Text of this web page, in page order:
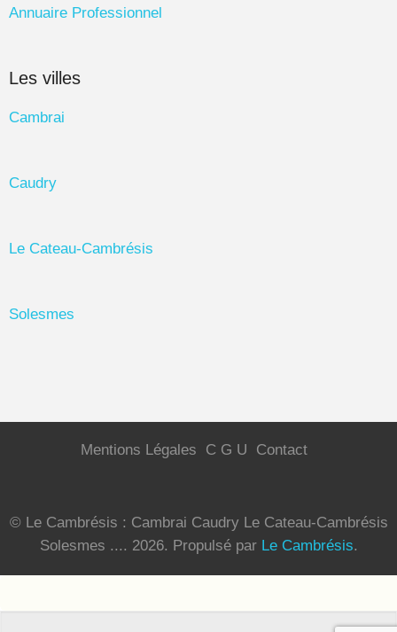
Annuaire Professionnel
Les villes
Cambrai
Caudry
Le Cateau-Cambrésis
Solesmes
Mentions Légales C G U Contact
© Le Cambrésis : Cambrai Caudry Le Cateau-Cambrésis
Solesmes .... 2026. Propulsé par Le Cambrésis.